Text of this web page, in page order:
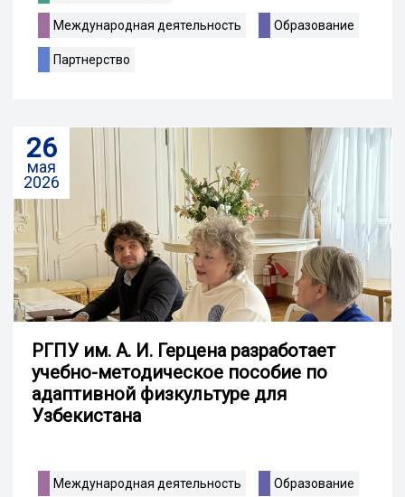
Международная деятельность Образование
Партнерство
26
мая
2026
РГПУ им. А. И. Герцена разработает
учебно-методическое пособие по
адаптивной физкультуре для
Узбекистана
Международная деятельность Образование